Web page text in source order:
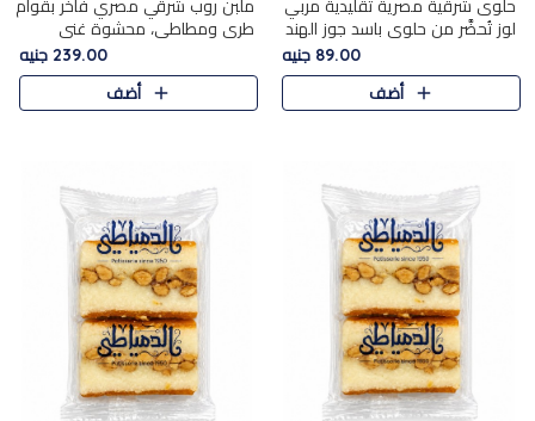
حلوى شرقية مصرية تقليدية مربي
لوز تُحضَّر من حلوى باسد جوز الهند
بقوام طري ومذاق غني، وتُزين
وتغطاه بقطع اللوز الفاخر التي
تضيف لمسة مميزة م..
89.00 جنيه
أضف
ملبن روب شرقي مصري فاخر بقوام
طري ومطاطي، محشوة غني
بسخاء بقطع عين الجمل واللوز
الفاخر التي تضيف قرمشة مميزة
ومرضية ونكهة ناتي غنية في كل
239.00 جنيه
أضف